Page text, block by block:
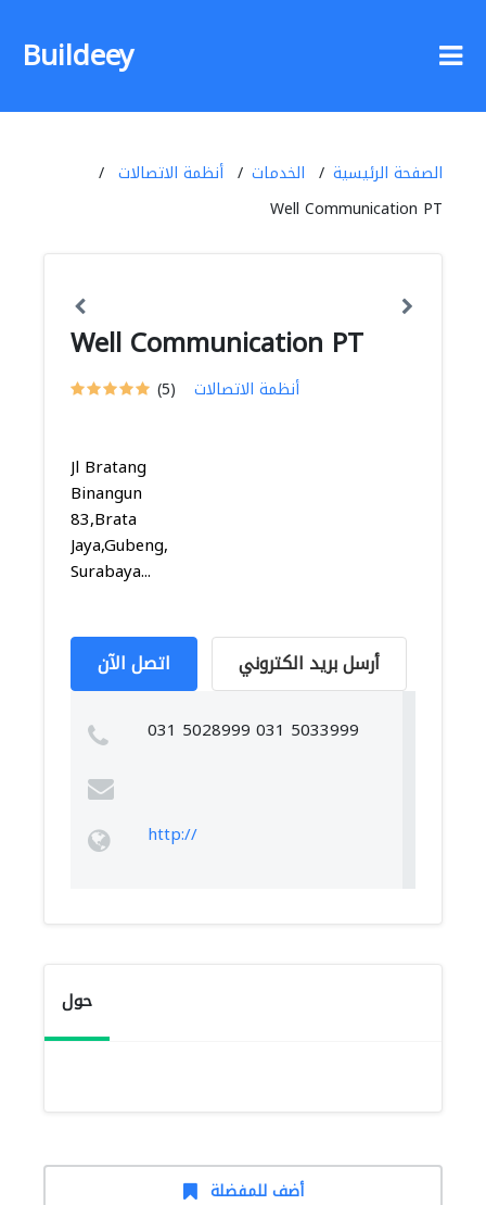
Buildeey
الصفحة الرئيسية الخدمات
أنظمة الاتصالات
Well Communication PT
Well Communication PT
(5) أنظمة الاتصالات
Jl Bratang
Binangun
83,Brata
Jaya,Gubeng,
Surabaya...
اتصل الآن أرسل بريد الكتروني
031 5028999 031 5033999
http://
حول
أضف للمفضلة